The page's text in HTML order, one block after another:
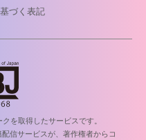
づく表記
を取得したサービスです。
信サービスが、著作権者からコ